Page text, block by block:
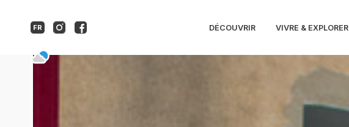
FR DÉCOUVRIR VIVRE & EXPLORER
Roquebrune au fil de l'eau